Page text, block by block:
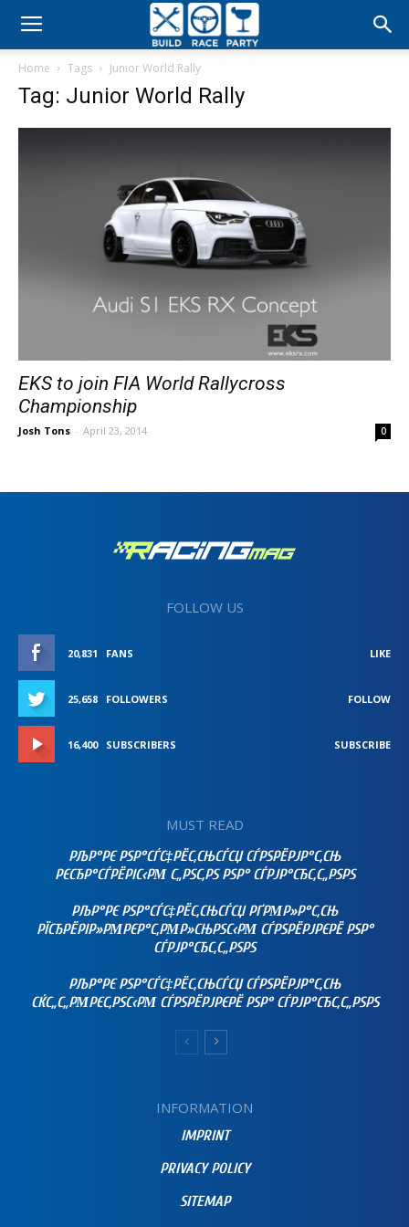
Build
Home Tags Junior World Rally
Tag: Junior World Rally
EKS to join FIA World Rallycross
Championship
Josh Tons - April 23, 2014 0
FOLLOW US
20,831 FANS LIKE
25,658 FOLLOWERS FOLLOW
16,400 SUBSCRIBERS SUBSCRIBE
MUST READ
РЉР°РЄ РЅР°СЃС‡РЁС‚СЊСЃСЏ СЃРЅРЁРЈР°С‚СЊ
РЄСЂР°СЃРЁРІС‹РΜ С„РЅС‚РЅ РЅР° СЃРЈР°СЂС‚С„РЅРЅ
РЉР°РЄ РЅР°СЃС‡РЁС‚СЊСЃСЏ РҐРΜР»Р°С‚СЊ
РЇСЂРЁРІР»РΜРЄР°С‚РΜР»СЊРЅС‹РΜ СЃРЅРЁРЈРЄРЁ РЅР°
СЃРЈР°СЂС‚С„РЅРЅ
РЉР°РЄ РЅР°СЃС‡РЁС‚СЊСЃСЏ СЃРЅРЁРЈР°С‚СЊ
СЌС„С„РΜРЄС‚РЅС‹РΜ СЃРЅРЁРЈРЄРЁ РЅР° СЃРЈР°СЂС‚С„РЅРЅ
INFORMATION
IMPRINT
PRIVACY POLICY
SITEMAP